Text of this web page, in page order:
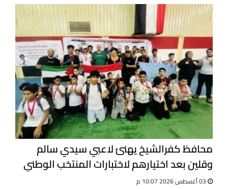
محافظ كفرالشيخ يهنئ لاعبي سيدي سالم
وقلين بعد اختيارهم لاختبارات المنتخب الوطني
للجيت كونى دو